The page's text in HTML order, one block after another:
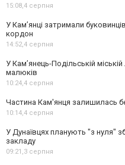
15:08,4 серпня
У Кам’янці затримали
кордон
14:52,4 серпня
У Кам’янець-Подільській
малюків
10:24,4 серпня
Частина Кам'янця залишилась
10:14,4 серпня
У Дунаївцях планують "з нуля"
закладу
09:21,3 серпня